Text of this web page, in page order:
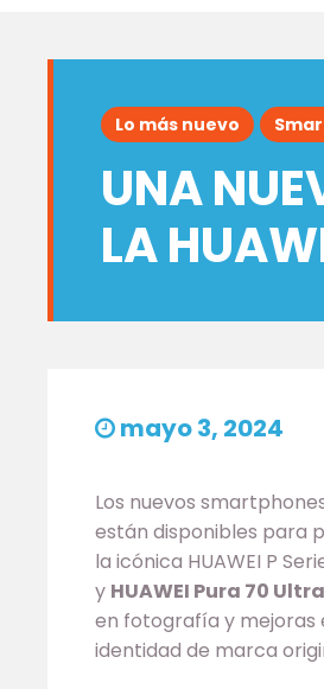
Lo más nuevo
UNA
LA
mayo 3, 2024
Los nuevos
están disponibles para
la icónica HUAWEI P
y HUAWEI Pura 70 Ultra
en fotografía y mejoras
identidad de marca